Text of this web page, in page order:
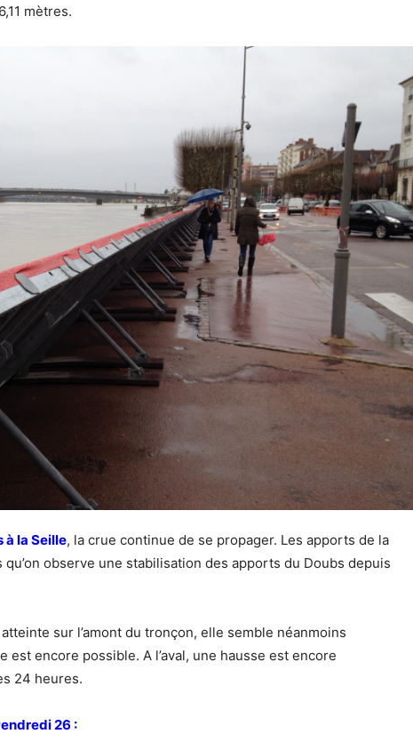
mètres.
à la Seille, la crue continue de se propager. Les apports de la
observe une stabilisation des apports du Doubs depuis
sur l’amont du tronçon, elle semble néanmoins
est encore possible. A l’aval, une hausse est encore
24 heures.
26 :